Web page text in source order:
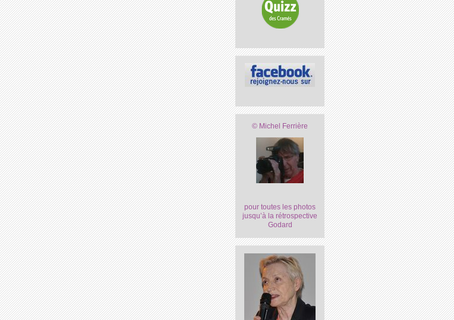
© Michel Ferrière
pour toutes les photos
jusqu’à la rétrospective
Godard